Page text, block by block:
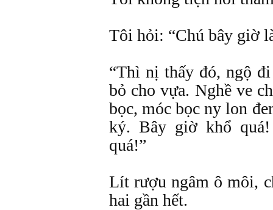
Tôi hỏi: “Chú bây giờ
“Thì nị thấy đó, ngộ
bỏ cho vựa. Nghề ve
bọc, móc bọc ny lon
ký. Bây giờ khổ
quá!”
Lít rượu ngâm ô môi,
hai gần hết.